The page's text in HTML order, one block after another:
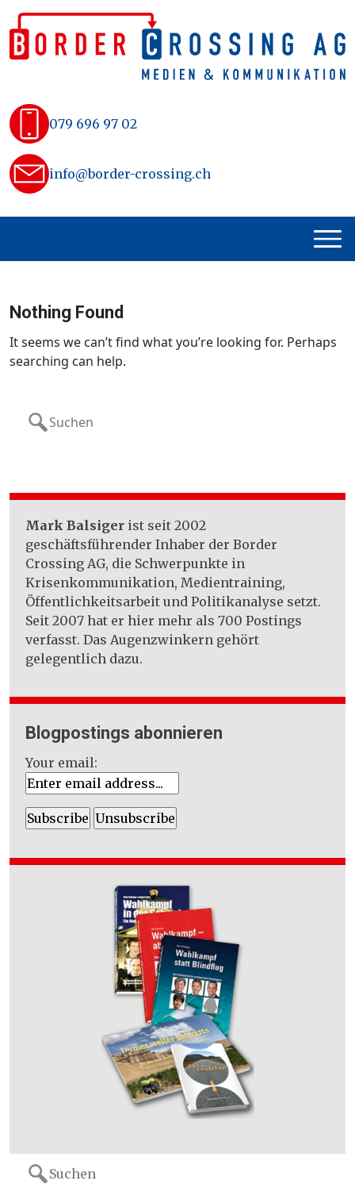
Skip
to
content
079 696 97 02
info@border-crossing.ch
Nothing Found
It seems we can’t find what you’re looking for. Perhaps
searching can help.
for:
Mark Balsiger ist seit 2002
geschäftsführender Inhaber der Border
Crossing AG, die Schwerpunkte in
Krisenkommunikation, Medientraining,
Öffentlichkeitsarbeit und Politikanalyse setzt.
Seit 2007 hat er hier mehr als 700 Postings
verfasst. Das Augenzwinkern gehört
gelegentlich dazu.
Blogpostings abonnieren
Your email:
Search
for: